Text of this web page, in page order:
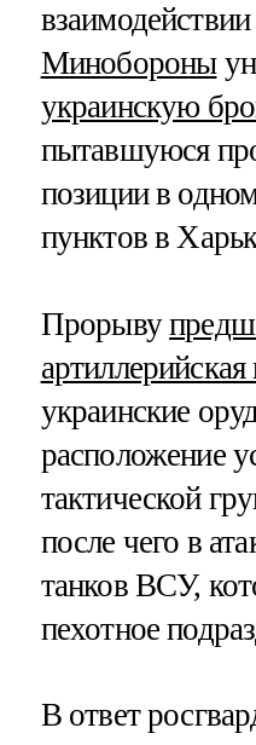
взаимодействии
Минобороны
украинскую
пытавшуюся
позиции в
пунктов в
Прорыву
артиллерийская
украинские
расположение
тактической
после чего в
танков ВСУ,
пехотное
В ответ